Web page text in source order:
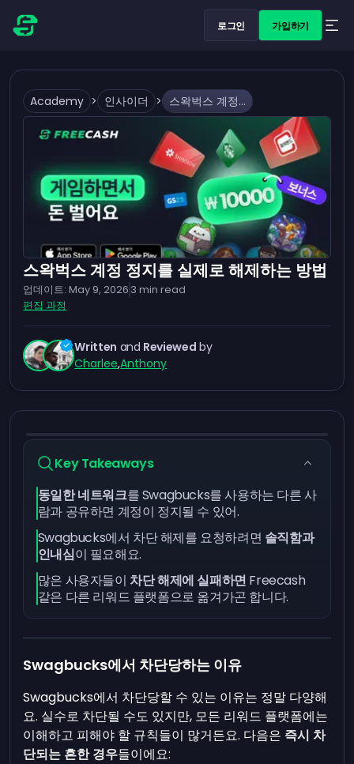
로그인 가입하기
Academy > 인사이더 > 스왁벅스 계정 정지를 실제로 해제하는 방법
스왁벅스 계정 정지를 실제로 해제하는 방법
업데이트: May 9, 2026 3 min read
편집 과정
Written and Reviewed by
Charlee,Anthony
Key Takeaways
동일한 네트워크를 Swagbucks를 사용하는 다른 사
람과 공유하면 계정이 정지될 수 있어.
Swagbucks에서 차단 해제를 요청하려면 솔직함과
인내심이 필요해요.
많은 사용자들이 차단 해제에 실패하면 Freecash
같은 다른 리워드 플랫폼으로 옮겨가곤 합니다.
Swagbucks에서 차단당하는 이유
Swagbucks에서 차단당할 수 있는 이유는 정말 다양해
요. 실수로 차단될 수도 있지만, 모든 리워드 플랫폼에는
이해하고 피해야 할 규칙들이 많거든요. 다음은 즉시 차
단되는 흔한 경우들이에요: